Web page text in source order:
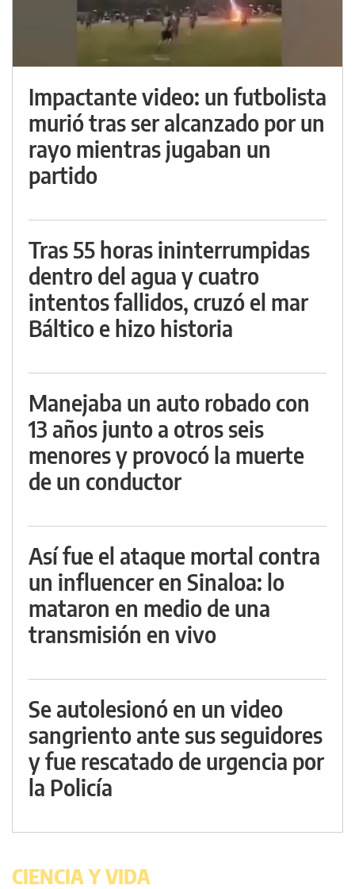
Impactante video: un futbolista
murió tras ser alcanzado por un
rayo mientras jugaban un
partido
Tras 55 horas ininterrumpidas
dentro del agua y cuatro
intentos fallidos, cruzó el mar
Báltico e hizo historia
Manejaba un auto robado con
13 años junto a otros seis
menores y provocó la muerte
de un conductor
Así fue el ataque mortal contra
un influencer en Sinaloa: lo
mataron en medio de una
transmisión en vivo
Se autolesionó en un video
sangriento ante sus seguidores
y fue rescatado de urgencia por
la Policía
CIENCIA Y VIDA